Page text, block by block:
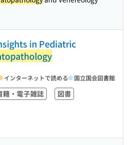
in Pediatric
籍・電子雑誌 図書
インターネットで読める 国立国会図書館